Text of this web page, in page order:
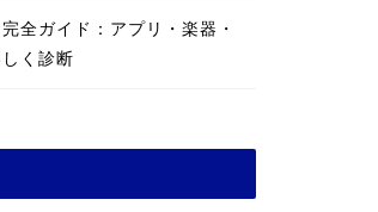
全ガイド：アプリ・楽器・
く診断